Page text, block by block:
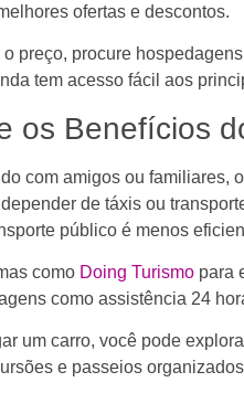
ofertas e descontos.
preço, procure
tem acesso fácil aos
os Benefícios
com amigos ou familiares,
de táxis ou
público é menos
como Doing Turismo para
como assistência 24
um carro, você pode
e passeios